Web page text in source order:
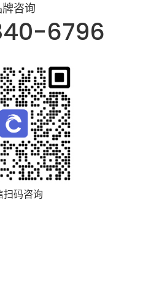
牌咨询
6796
扫码咨询